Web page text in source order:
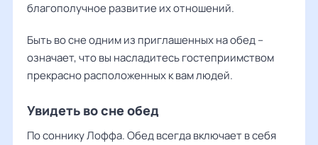
благополучное развитие их отношений.
Быть во сне одним из приглашенных на обед –
означает, что вы насладитесь гостеприимством
прекрасно расположенных к вам людей.
Увидеть во сне обед
По соннику Лоффа. Обед всегда включает в себя